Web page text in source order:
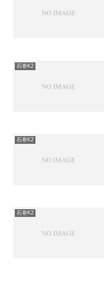
石巻K2
石巻K2
石巻K2